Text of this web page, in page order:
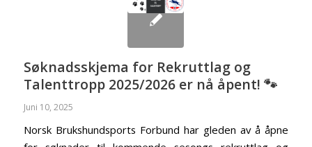
Søknadsskjema for Rekruttlag og
Talenttropp 2025/2026 er nå åpent! 🐾
Juni 10, 2025
Norsk Brukshundsports Forbund har gleden av å åpne